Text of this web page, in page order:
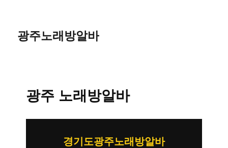
광주노래방알바
광주 노래방알바
경기도광주노래방알바